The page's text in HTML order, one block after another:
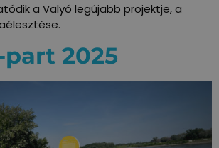
a Valyó legújabb projektje, a
2025